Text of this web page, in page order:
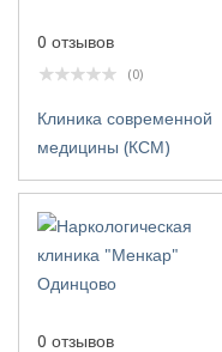
0 отзывов
(0)
Клиника современной
медицины (КСМ)
0 отзывов